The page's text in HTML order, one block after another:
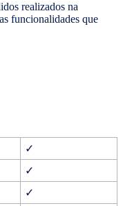
realizados na
funcionalidades que
✓
✓
✓